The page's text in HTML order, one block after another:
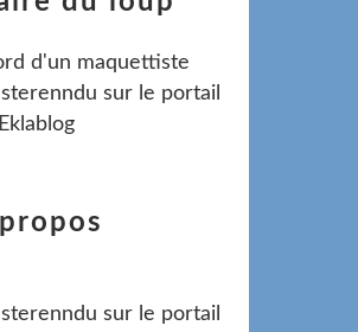
d'un maquettiste
sterenndu sur le portail
Eklablog
sterenndu sur le portail